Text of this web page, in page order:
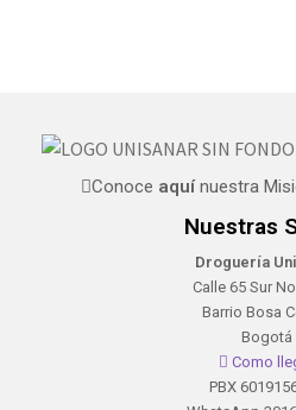
Conoce aquínuestra
Nuestras
Droguería
Calle 65 Sur
Barrio Bosa
Bogotá
Como
PBX